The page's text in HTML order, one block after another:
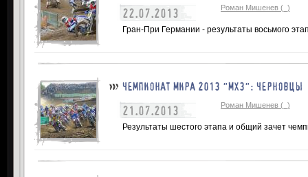
22.07.2013 Роман Мишенев (_)
Гран-При Германии - результаты восьмого
ЧЕМПИОНАТ МИРА 2013 "МХ3": ЧЕРНОВЦЫ
21.07.2013 Роман Мишенев (_)
Результаты шестого этапа и общий зачет